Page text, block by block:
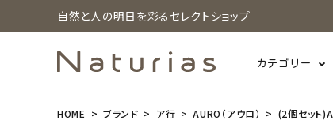
自然と人の明日を彩るセレクトショップ
カテゴリー
HOME ブランド ア行 AURO（アウロ） (2個セット